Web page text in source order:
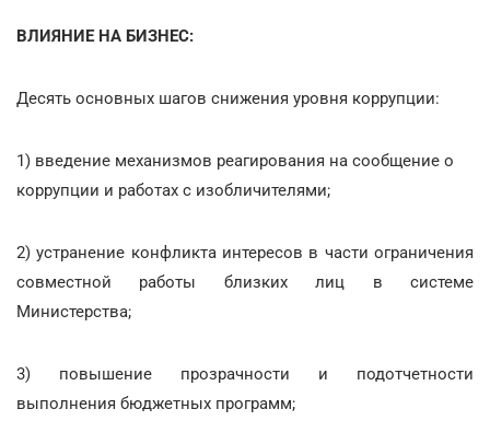
ВЛИЯНИЕ НА БИЗНЕС:
Десять основных шагов снижения уровня коррупции:
1) введение механизмов реагирования на сообщение о
коррупции и работах с изобличителями;
2) устранение конфликта интересов в части ограничения
совместной работы близких лиц в системе
Министерства;
3) повышение прозрачности и подотчетности
выполнения бюджетных программ;